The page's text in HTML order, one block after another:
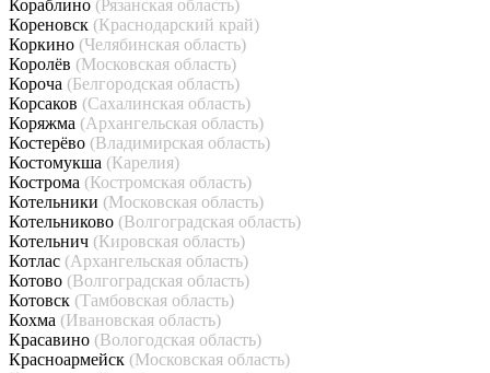
Кораблино (Рязанская область)
Кореновск (Краснодарский край)
Коркино (Челябинская область)
Королёв (Московская область)
Короча (Белгородская область)
Корсаков (Сахалинская область)
Коряжма (Архангельская область)
Костерёво (Владимирская область)
Костомукша (Карелия)
Кострома (Костромская область)
Котельники (Московская область)
Котельниково (Волгоградская область)
Котельнич (Кировская область)
Котлас (Архангельская область)
Котово (Волгоградская область)
Котовск (Тамбовская область)
Кохма (Ивановская область)
Красавино (Вологодская область)
Красноармейск (Московская область)